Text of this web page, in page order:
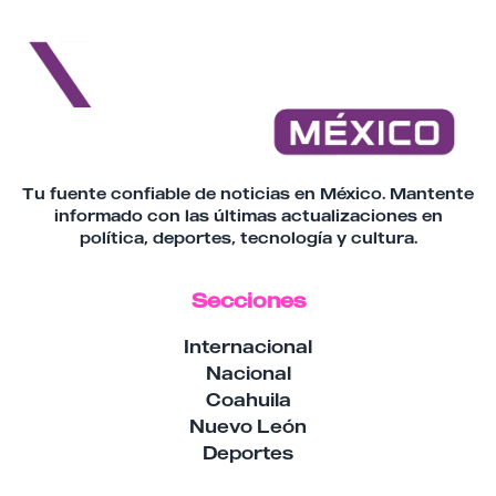
Tu fuente confiable de noticias en México. Mantente
informado con las últimas actualizaciones en
política, deportes, tecnología y cultura.
Secciones
Internacional
Nacional
Coahuila
Nuevo León
Deportes